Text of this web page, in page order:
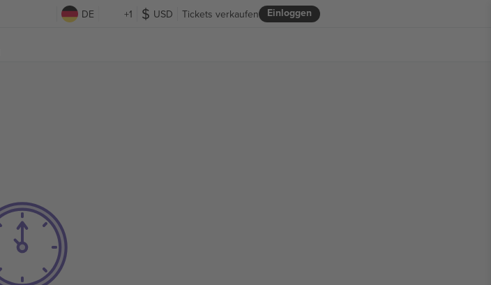
DE +1 USD Einloggen
Tickets verkaufen